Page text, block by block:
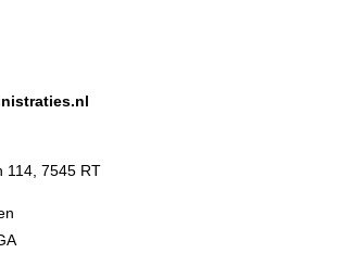
114, 7545 RT